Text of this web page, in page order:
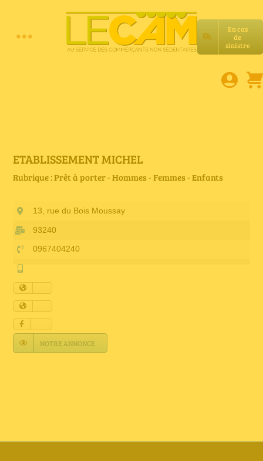
En cas
de
sinistre
Toggle
Petites annonces
Annuaire Fournisseurs
Actualités
Contact
ETABLISSEMENT MICHEL
Rubrique : Prêt à porter - Hommes - Femmes - Enfants
13, rue du Bois Moussay
93240
0967404240
NOTRE ANNONCE